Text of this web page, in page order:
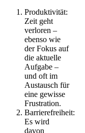
Produktivität:
Zeit geht
verloren –
ebenso wie
der Fokus auf
die aktuelle
Aufgabe –
und oft im
Austausch für
eine gewisse
Frustration.
Barrierefreiheit:
Es wird
davon